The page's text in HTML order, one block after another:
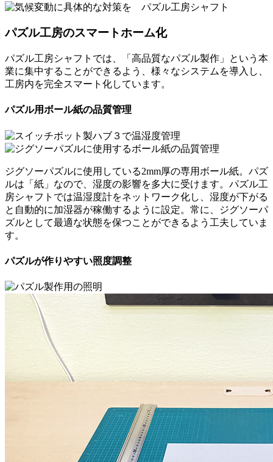
パズル工房のスマートホーム化
パズル工房シャフトでは、「高品質なパズル製作」という本
業に集中することができるよう、様々なシステムを導入し、
工房内を完全スマート化しています。
パズル用ボール紙の品質管理
ジグソーパズルに使用している2mm厚の専用ボール紙。パズ
ルは「紙」なので、湿度の影響を多大に受けます。パズル工
房シャフトでは温湿度計をネットワーク化し、湿度が下がる
と自動的に加湿器が稼働するように設定。常に、ジグソーパ
ズルとして最適な状態を保つことができるよう工夫していま
す。
パズルが作りやすい照度調整